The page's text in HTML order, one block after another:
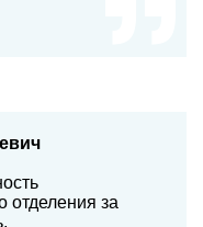
отделения за